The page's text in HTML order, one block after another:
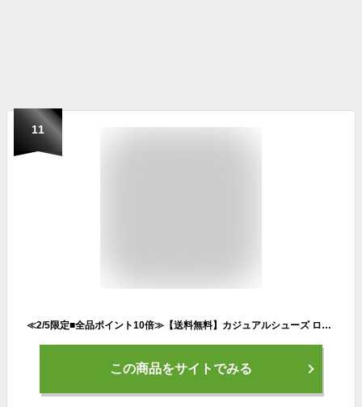
11
≪2/5限定■全品ポイント10倍≫【送料無料】カジュアルシューズ ローカット スニーカー ヴィンテージ メンズ レースアップ メンズスニーカー ウォーキングシューズ コンフォート 靴 メンズシューズ 紳士靴 大人 Zeeno ジーノ/
この商品をサイトでみる